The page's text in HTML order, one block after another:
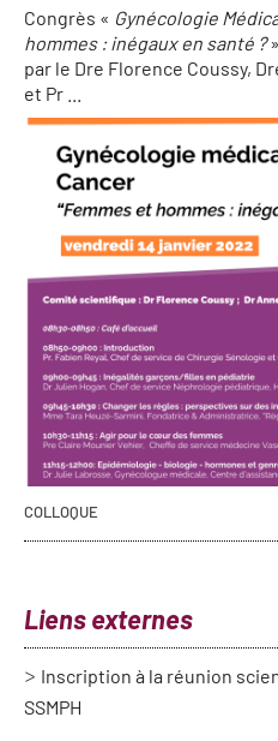
Congrès « Gynécologie
hommes : inégaux en santé ?
par le Dre Florence Coussy,
et Pr ...
COLLOQUE
Liens externes
Inscription à la réunion
SSMPH